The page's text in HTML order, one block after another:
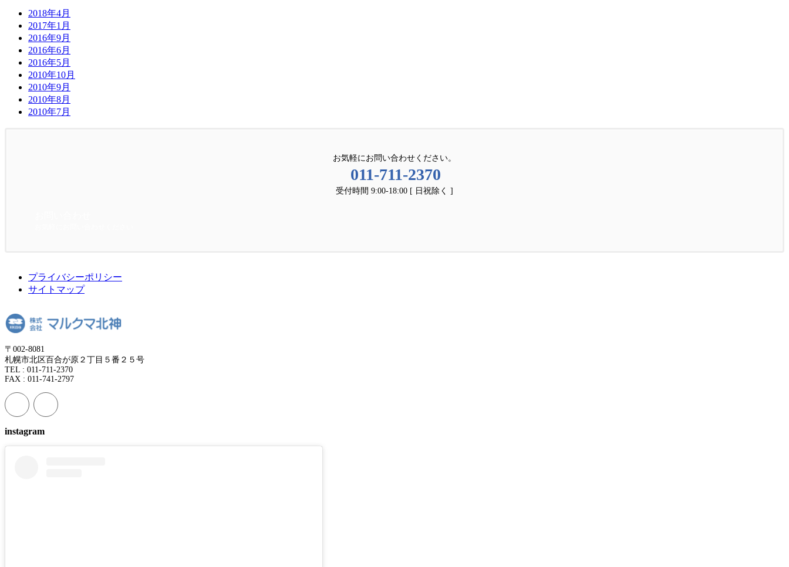
2018年4月
2017年1月
2016年9月
2016年6月
2016年5月
2010年10月
2010年9月
2010年8月
2010年7月
お気軽にお問い合わせください。
011-711-2370
受付時間 9:00-18:00 [ 日祝除く ]
プライバシーポリシー
サイトマップ
〒002-8081
札幌市北区百合が原２丁目５番２５号
TEL : 011-711-2370
FAX : 011-741-2797
instagram